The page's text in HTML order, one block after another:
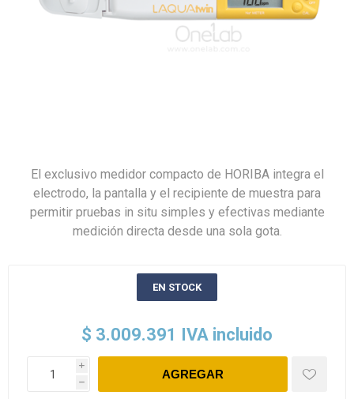
El exclusivo medidor compacto de HORIBA integra el
electrodo, la pantalla y el recipiente de muestra para
permitir pruebas in situ simples y efectivas mediante
medición directa desde una sola gota.
EN STOCK
$ 3.009.391 IVA incluido
i
h